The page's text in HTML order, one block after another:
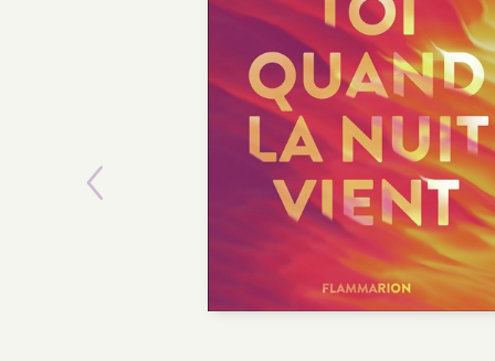
Previous